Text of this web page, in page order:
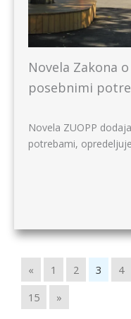
Novela Zakona
posebnimi
Novela ZUOPP
potrebami,
« 1 2 3 4
15
»